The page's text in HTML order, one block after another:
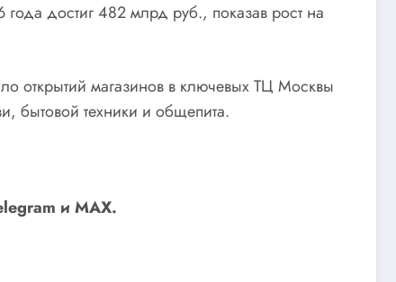
достиг 482 млрд руб., показав рост на
открытий магазинов в ключевых ТЦ Москвы
бытовой техники и общепита.
и MAX.